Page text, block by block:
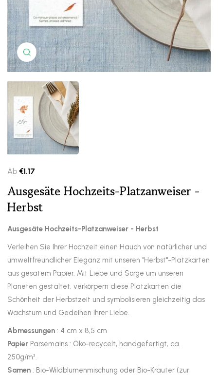
Zum Vergrößern anklicken
Ab €1.17
Ausgesäte Hochzeits-Platzanweiser -
Herbst
Ausgesäte Hochzeits-Platzanweiser - Herbst
Verleihen Sie Ihrer Hochzeit einen Hauch von natürlicher und
umweltfreundlicher Eleganz mit unseren "Herbst"-Platzkarten
aus gesätem Papier. Mit Liebe und Sorge um unseren
Planeten gestaltet, verkörpern diese Platzkarten die
Schönheit der Herbstzeit und symbolisieren gleichzeitig das
Wachstum und Gedeihen Ihrer Liebe.
Abmessungen : 4 cm x 8,5 cm
Papier Parsemains : Öko-recycelt, handgefertigt, ca.
250g/m².
Samen : Bio-Wildblumenmischung oder Bio-Kräuter (zur